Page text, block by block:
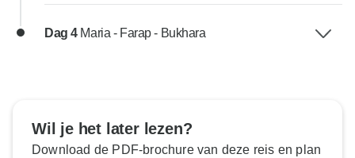
Dag 4 Maria - Farap - Bukhara
Wil je het later lezen?
Download de PDF-brochure van deze reis en plan